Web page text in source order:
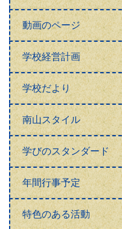
動画のページ
学校経営計画
学校だより
南山スタイル
学びのスタンダード
年間行事予定
特色のある活動